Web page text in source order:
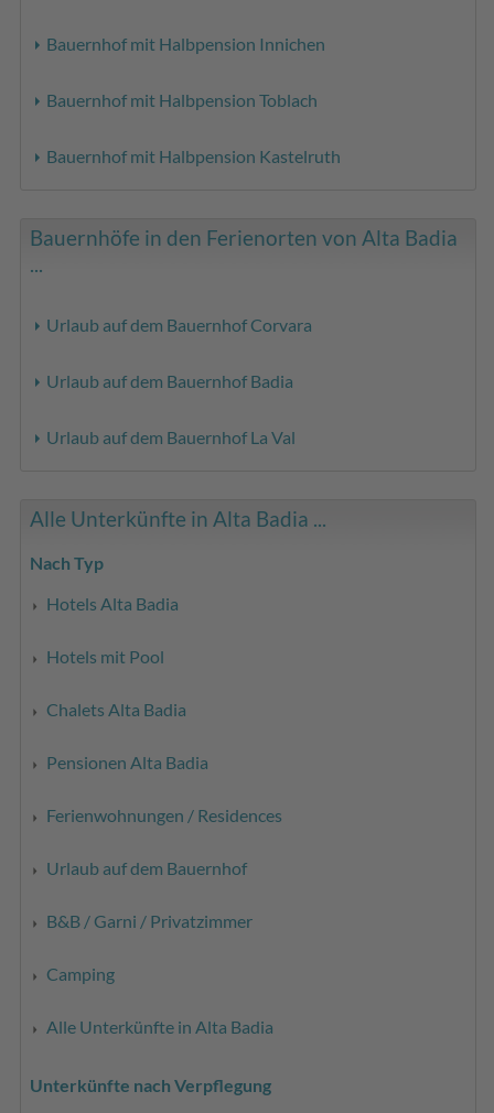
Bauernhof mit Halbpension Innichen
Bauernhof mit Halbpension Toblach
Bauernhof mit Halbpension Kastelruth
Bauernhöfe in den Ferienorten von Alta Badia
...
Urlaub auf dem Bauernhof Corvara
Urlaub auf dem Bauernhof Badia
Urlaub auf dem Bauernhof La Val
Alle Unterkünfte in Alta Badia ...
Nach Typ
Hotels Alta Badia
Hotels mit Pool
Chalets Alta Badia
Pensionen Alta Badia
Ferienwohnungen / Residences
Urlaub auf dem Bauernhof
B&B / Garni / Privatzimmer
Camping
Alle Unterkünfte in Alta Badia
Unterkünfte nach Verpflegung